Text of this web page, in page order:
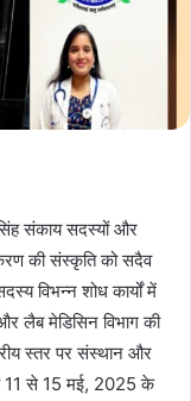
संकाय सदस्यों और
की संस्कृति को सदैव
विभन्न शोध कार्यों में
लैब मेडिसिन विभाग की
स्तर पर संस्थान और
11 से 15 मई, 2025 के